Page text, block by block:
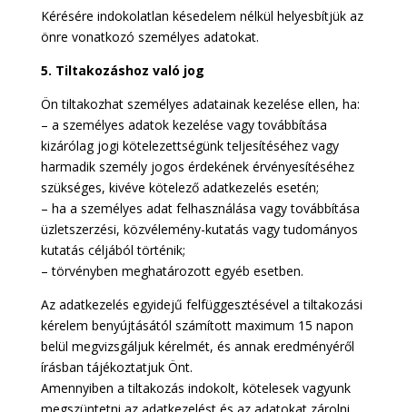
Kérésére indokolatlan késedelem nélkül helyesbítjük az
önre vonatkozó személyes adatokat.
5. Tiltakozáshoz való jog
Ön tiltakozhat személyes adatainak kezelése ellen, ha:
– a személyes adatok kezelése vagy továbbítása
kizárólag jogi kötelezettségünk teljesítéséhez vagy
harmadik személy jogos érdekének érvényesítéséhez
szükséges, kivéve kötelező adatkezelés esetén;
– ha a személyes adat felhasználása vagy továbbítása
üzletszerzési, közvélemény-kutatás vagy tudományos
kutatás céljából történik;
– törvényben meghatározott egyéb esetben.
Az adatkezelés egyidejű felfüggesztésével a tiltakozási
kérelem benyújtásától számított maximum 15 napon
belül megvizsgáljuk kérelmét, és annak eredményéről
írásban tájékoztatjuk Önt.
Amennyiben a tiltakozás indokolt, kötelesek vagyunk